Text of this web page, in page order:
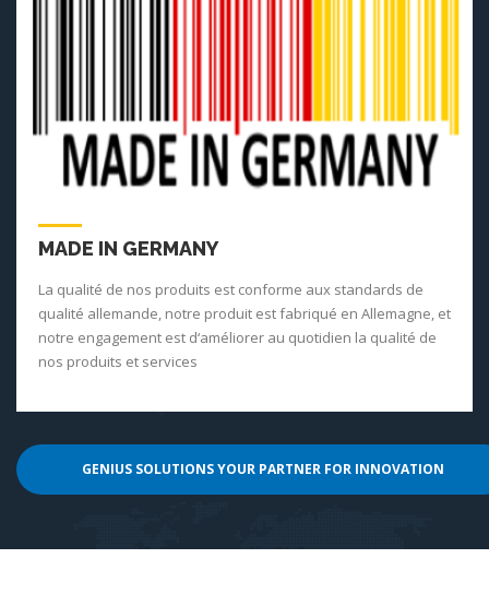
MADE IN GERMANY
La qualité de nos produits est conforme aux standards de
qualité allemande, notre produit est fabriqué en Allemagne, et
notre engagement est d‘améliorer au quotidien la qualité de
nos produits et services
GENIUS SOLUTIONS YOUR PARTNER FOR INNOVATION